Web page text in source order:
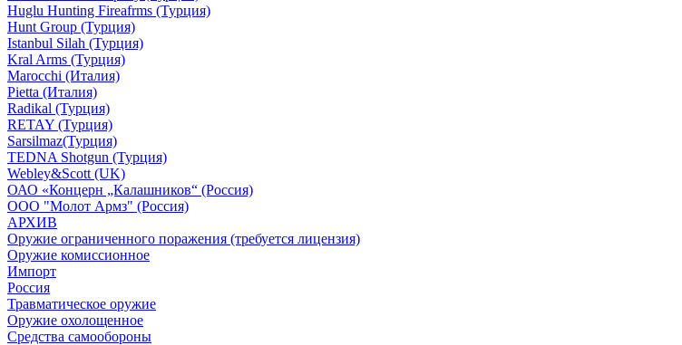
Huglu Hunting Fireafrms (Турция)
Hunt Group (Турция)
Istanbul Silah (Турция)
Kral Arms (Турция)
Marocchi (Италия)
Pietta (Италия)
Radikal (Турция)
RETAY (Турция)
Sarsilmaz(Турция)
TEDNA Shotgun (Турция)
Webley&Scott (UK)
ОАО «Концерн „Калашников“ (Россия)
ООО "Молот Армз" (Россия)
АРХИВ
Оружие ограниченного поражения (требуется лицензия)
Оружие комиссионное
Импорт
Россия
Травматическое оружие
Оружие охолощенное
Средства самообороны